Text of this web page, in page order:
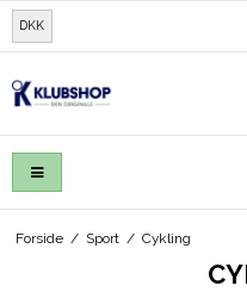
DKK
Forside / Sport / Cykling